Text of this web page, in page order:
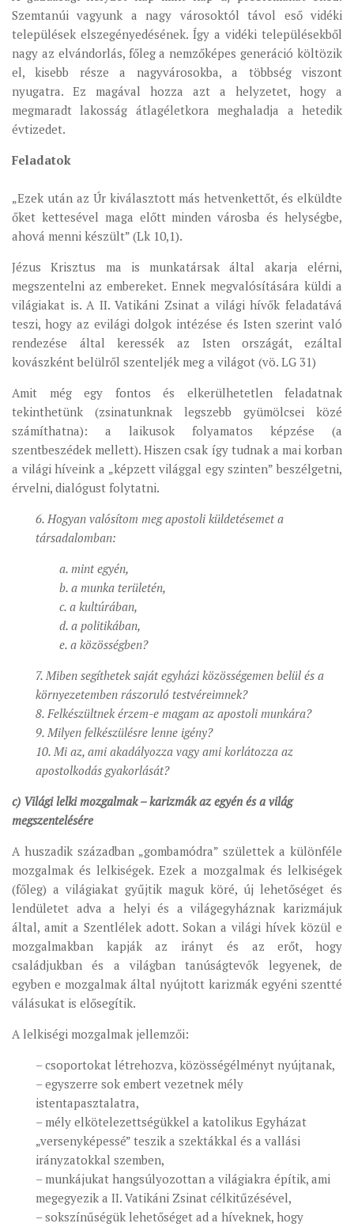
Szemtanúi vagyunk a nagy városoktól távol eső vidéki
települések elszegényedésének. Így a vidéki településekből
nagy az elvándorlás, főleg a nemzőképes generáció költözik
el, kisebb része a nagyvárosokba, a többség viszont
nyugatra. Ez magával hozza azt a helyzetet, hogy a
megmaradt lakosság átlagéletkora meghaladja a hetedik
évtizedet.
Feladatok
„Ezek után az Úr kiválasztott más hetvenkettőt, és elküldte
őket kettesével maga előtt minden városba és helységbe,
ahová menni készült” (Lk 10,1).
Jézus Krisztus ma is munkatársak által akarja elérni,
megszentelni az embereket. Ennek megvalósítására küldi a
világiakat is. A II. Vatikáni Zsinat a világi hívők feladatává
teszi, hogy az evilági dolgok intézése és Isten szerint való
rendezése által keressék az Isten országát, ezáltal
kovászként belülről szenteljék meg a világot (vö. LG 31)
Amit még egy fontos és elkerülhetetlen feladatnak
tekinthetünk (zsinatunknak legszebb gyümölcsei közé
számíthatna): a laikusok folyamatos képzése (a
szentbeszédek mellett). Hiszen csak így tudnak a mai korban
a világi híveink a „képzett világgal egy szinten” beszélgetni,
érvelni, dialógust folytatni.
6. Hogyan valósítom meg apostoli küldetésemet a
társadalomban:
a. mint egyén,
b. a munka területén,
c. a kultúrában,
d. a politikában,
e. a közösségben?
7. Miben segíthetek saját egyházi közösségemen belül és a
környezetemben rászoruló testvéreimnek?
8. Felkészültnek érzem-e magam az apostoli munkára?
9. Milyen felkészülésre lenne igény?
10. Mi az, ami akadályozza vagy ami korlátozza az
apostolkodás gyakorlását?
c) Világi lelki mozgalmak – karizmák az egyén és a világ
megszentelésére
A huszadik században „gombamódra” születtek a különféle
mozgalmak és lelkiségek. Ezek a mozgalmak és lelkiségek
(főleg) a világiakat gyűjtik maguk köré, új lehetőséget és
lendületet adva a helyi és a világegyháznak karizmájuk
által, amit a Szentlélek adott. Sokan a világi hívek közül e
mozgalmakban kapják az irányt és az erőt, hogy
családjukban és a világban tanúságtevők legyenek, de
egyben e mozgalmak által nyújtott karizmák egyéni szentté
válásukat is elősegítik.
A lelkiségi mozgalmak jellemzői:
– csoportokat létrehozva, közösségélményt nyújtanak,
– egyszerre sok embert vezetnek mély
istentapasztalatra,
– mély elkötelezettségükkel a katolikus Egyházat
„versenyképessé” teszik a szektákkal és a vallási
irányzatokkal szemben,
– munkájukat hangsúlyozottan a világiakra építik, ami
megegyezik a II. Vatikáni Zsinat célkitűzésével,
– sokszínűségük lehetőséget ad a híveknek, hogy